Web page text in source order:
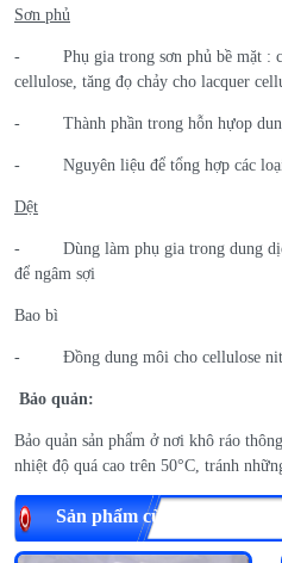
Sơn phủ
- Phụ gia trong sơn phủ bề mặt :
cellulose, tăng đọ chảy cho lacquer
- Thành phần trong hỗn hựop
- Nguyên liệu để tổng hợp các loại
Dệt
- Dùng làm phụ gia trong dung
để ngâm sợi
Bao bì
- Đồng dung môi cho cellulose
Bảo quản:
Bảo quản sản phẩm ở nơi khô ráo
nhiệt độ quá cao trên 50°C, tránh
Sản phẩm cùng loại